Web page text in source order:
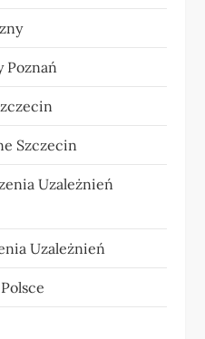
Poznań
Szczecin
Uzależnień
Uzależnień